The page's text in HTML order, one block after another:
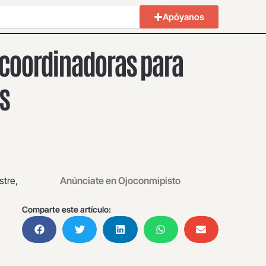
Apóyanos
para
Anúnciate en Ojoconmipisto
Comparte este artículo: